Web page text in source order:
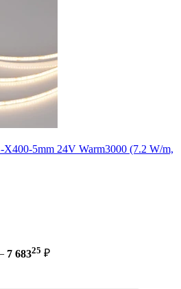
X400-5mm 24V Warm3000 (7.2 W/m,
7 68325 ₽